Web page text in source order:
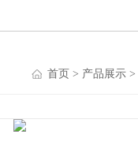
首页 > 产品展示 >